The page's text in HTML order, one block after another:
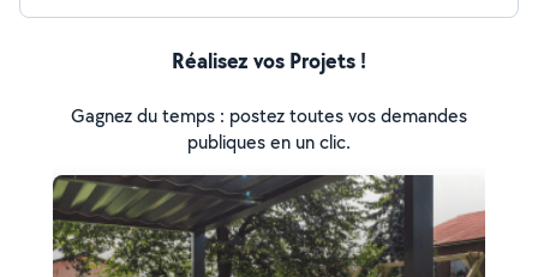
Réalisez vos Projets !
Gagnez du temps : postez toutes vos demandes
publiques en un clic.